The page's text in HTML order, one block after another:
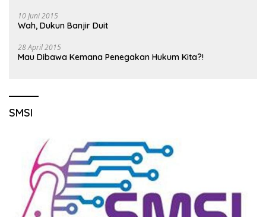
10 Juni 2015
Wah, Dukun Banjir Duit
28 April 2015
Mau Dibawa Kemana Penegakan Hukum Kita?!
SMSI